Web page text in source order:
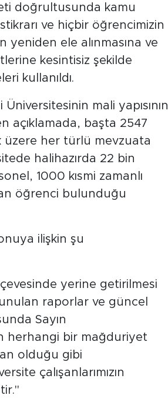
doğrultusunda kamu
ve hiçbir öğrencimizin
yeniden ele alınmasına ve
kesintisiz şekilde
kullanıldı.
mali yapısının
açıklamada, başta 2547
üzere her türlü mevzuata
halihazırda 22 bin
1000 kısmi zamanlı
öğrenci bulunduğu
ilişkin şu
yerine getirilmesi
raporlar ve güncel
Sayın
herhangi bir mağduriyet
olduğu gibi
çalışanlarımızın